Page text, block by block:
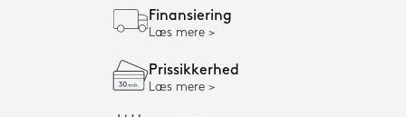
Finansiering
Læs mere
Prissikkerhed
Læs mere